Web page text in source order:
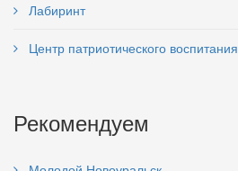
Лабиринт
Центр патриотического воспитания
Рекомендуем